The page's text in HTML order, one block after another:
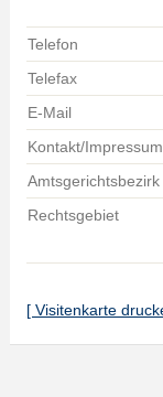
Telefon
Telefax
E-Mail
Kontakt/Impressum
Amtsgerichtsbezirk
Rechtsgebiet
[ Visitenkarte